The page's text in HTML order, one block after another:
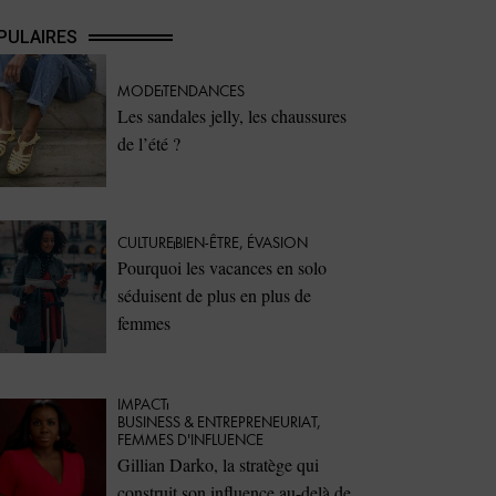
MODETENDANCES
Les sandales jelly, les chaussures
de l’été ?
CULTUREBIEN-ÊTRE, ÉVASION
Pourquoi les vacances en solo
séduisent de plus en plus de
femmes
IMPACT
⁠BUSINESS & ENTREPRENEURIAT ,
FEMMES D'INFLUENCE
Gillian Darko, la stratège qui